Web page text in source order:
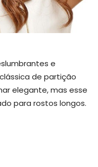
e
de partição
elegante, mas esse
para rostos longos.